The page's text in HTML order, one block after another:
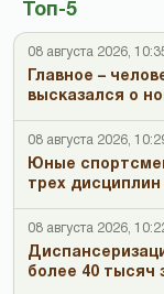
Топ-5
08 августа 2026,
Главное –
высказался о
08 августа 2026,
Юные
трех
08 августа 2026,
более 40 тысяч